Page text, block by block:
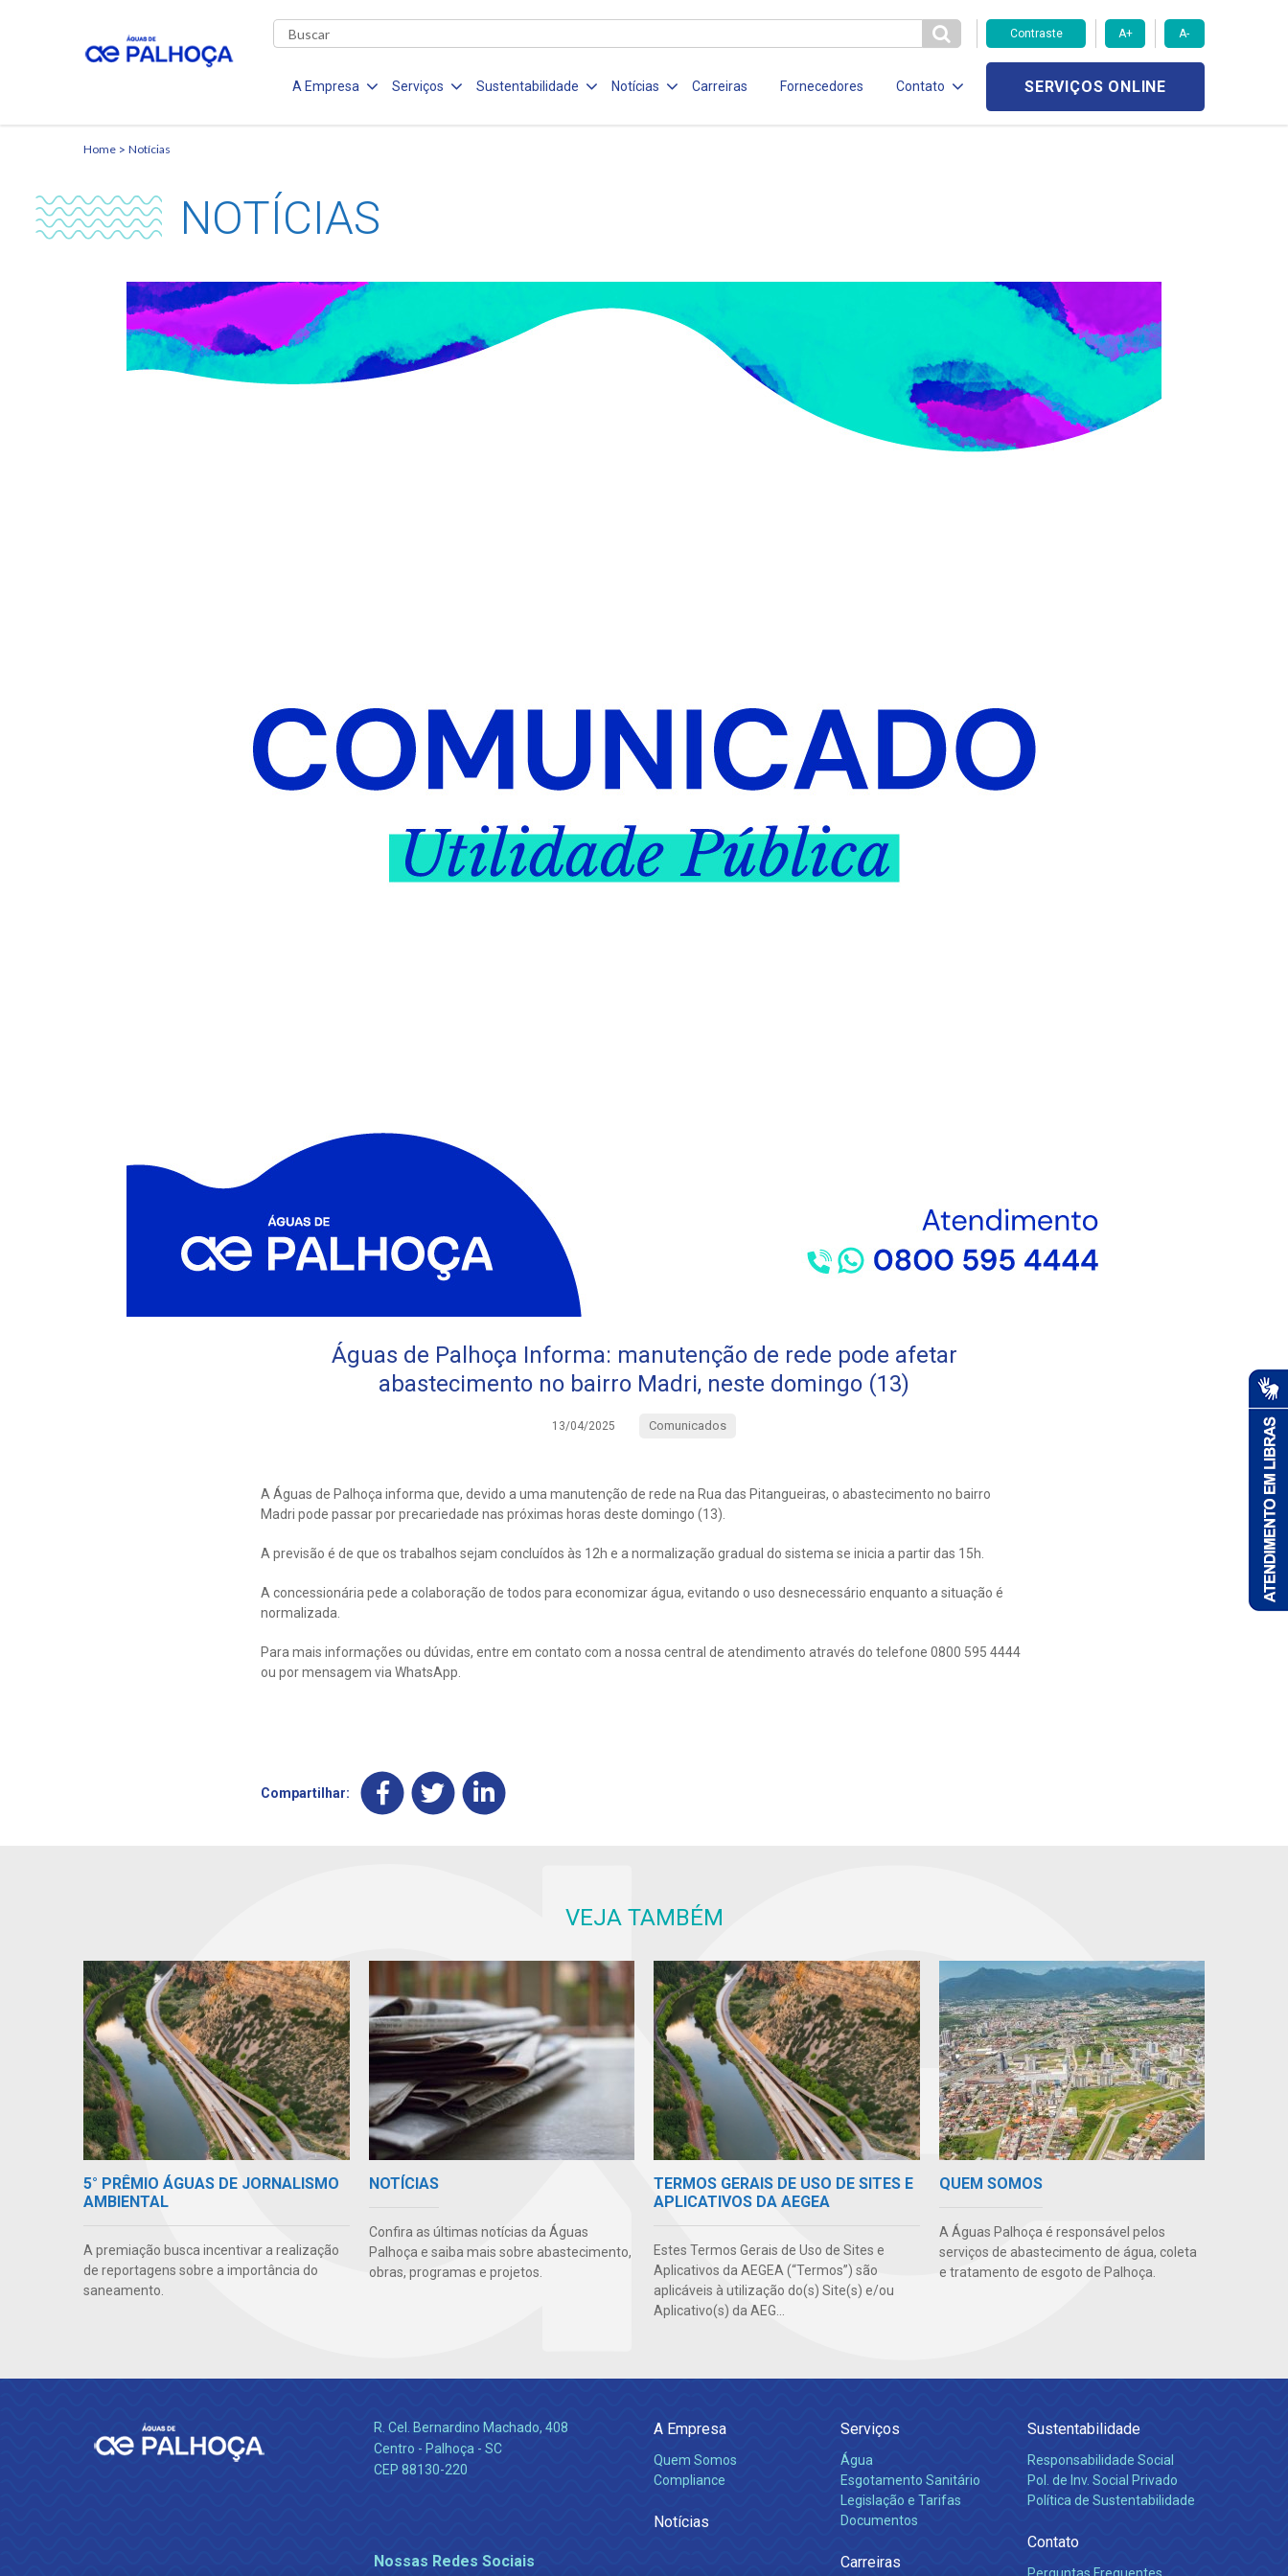
Contraste A+ A-
A Empresa Serviços Sustentabilidade Notícias Carreiras Fornecedores Contato SERVIÇOS ONLINE
Home Notícias
NOTÍCIAS
Águas de Palhoça Informa: manutenção de rede pode afetar
abastecimento no bairro Madri, neste domingo (13)
13/04/2025 Comunicados
A Águas de Palhoça informa que, devido a uma manutenção de rede na Rua das Pitangueiras, o abastecimento no bairro
Madri pode passar por precariedade nas próximas horas deste domingo (13).
A previsão é de que os trabalhos sejam concluídos às 12h e a normalização gradual do sistema se inicia a partir das 15h.
A concessionária pede a colaboração de todos para economizar água, evitando o uso desnecessário enquanto a situação é
normalizada.
Para mais informações ou dúvidas, entre em contato com a nossa central de atendimento através do telefone 0800 595 4444
ou por mensagem via WhatsApp.
Compartilhar:
VEJA TAMBÉM
5° PRÊMIO ÁGUAS DE JORNALISMO
AMBIENTAL
A premiação busca incentivar a realização
de reportagens sobre a importância do
saneamento.
NOTÍCIAS
Confira as últimas notícias da Águas
Palhoça e saiba mais sobre abastecimento,
obras, programas e projetos.
TERMOS GERAIS DE USO DE SITES E
APLICATIVOS DA AEGEA
Estes Termos Gerais de Uso de Sites e
Aplicativos da AEGEA (“Termos”) são
aplicáveis à utilização do(s) Site(s) e/ou
Aplicativo(s) da AEG...
QUEM SOMOS
A Águas Palhoça é responsável pelos
serviços de abastecimento de água, coleta
e tratamento de esgoto de Palhoça.
R. Cel. Bernardino Machado, 408
Centro - Palhoça - SC
CEP 88130-220
Nossas Redes Sociais
A Empresa
Quem Somos
Compliance
Notícias
Serviços
Água
Esgotamento Sanitário
Legislação e Tarifas
Documentos
Carreiras
Sustentabilidade
Responsabilidade Social
Pol. de Inv. Social Privado
Política de Sustentabilidade
Contato